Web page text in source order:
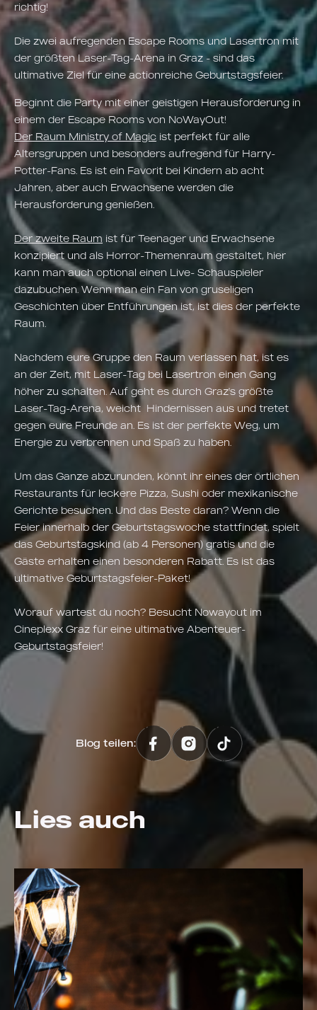
richtig!
Die zwei aufregenden Escape Rooms und Lasertron mit
der größten Laser-Tag-Arena in Graz - sind das
ultimative Ziel für eine actionreiche Geburtstagsfeier.
Beginnt die Party mit einer geistigen Herausforderung in
einem der Escape Rooms von NoWayOut!
Der Raum Ministry of Magic ist perfekt für alle
Altersgruppen und besonders aufregend für Harry-
Potter-Fans. Es ist ein Favorit bei Kindern ab acht
Jahren, aber auch Erwachsene werden die
Herausforderung genießen.
Der zweite Raum ist für Teenager und Erwachsene
konzipiert und als Horror-Themenraum gestaltet, hier
kann man auch optional einen Live- Schauspieler
dazubuchen. Wenn man ein Fan von gruseligen
Geschichten über Entführungen ist, ist dies der perfekte
Raum.
Nachdem eure Gruppe den Raum verlassen hat, ist es
an der Zeit, mit Laser-Tag bei Lasertron einen Gang
höher zu schalten. Auf geht es durch Graz's größte
Laser-Tag-Arena, weicht Hindernissen aus und tretet
gegen eure Freunde an. Es ist der perfekte Weg, um
Energie zu verbrennen und Spaß zu haben.
Um das Ganze abzurunden, könnt ihr eines der örtlichen
Restaurants für leckere Pizza, Sushi oder mexikanische
Gerichte besuchen. Und das Beste daran? Wenn die
Feier innerhalb der Geburtstagswoche stattfindet, spielt
das Geburtstagskind (ab 4 Personen) gratis und die
Gäste erhalten einen besonderen Rabatt. Es ist das
ultimative Geburtstagsfeier-Paket!
Worauf wartest du noch? Besucht Nowayout im
Cineplexx Graz für eine ultimative Abenteuer-
Geburtstagsfeier!
Blog teilen:
Lies auch